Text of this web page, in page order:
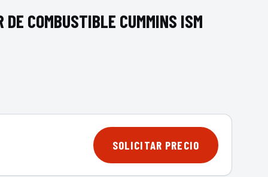
COMBUSTIBLE CUMMINS ISM
SOLICITAR PRECIO